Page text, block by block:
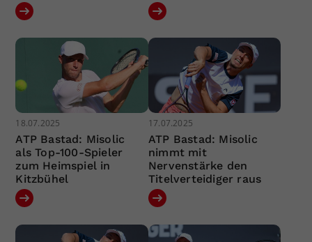
18.07.2025
ATP Bastad: Misolic
als Top-100-Spieler
zum Heimspiel in
Kitzbühel
17.07.2025
ATP Bastad: Misolic
nimmt mit
Nervenstärke den
Titelverteidiger raus